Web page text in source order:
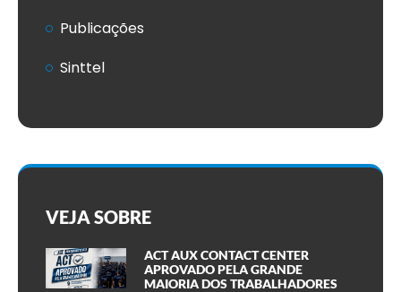
Publicações
Sinttel
VEJA SOBRE
ACT AUX CONTACT CENTER
APROVADO PELA GRANDE
MAIORIA DOS TRABALHADORES